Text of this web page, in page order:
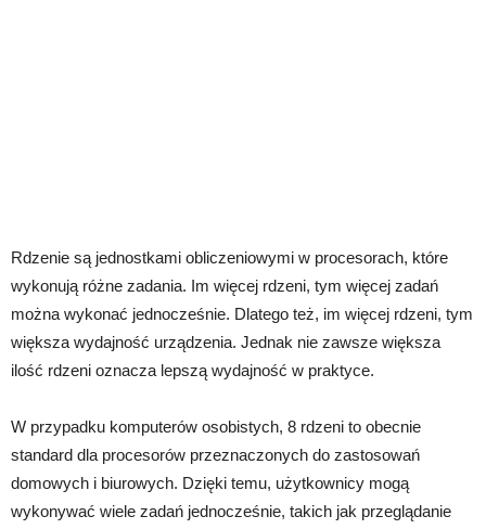
Rdzenie są jednostkami obliczeniowymi w procesorach, które
wykonują różne zadania. Im więcej rdzeni, tym więcej zadań
można wykonać jednocześnie. Dlatego też, im więcej rdzeni, tym
większa wydajność urządzenia. Jednak nie zawsze większa
ilość rdzeni oznacza lepszą wydajność w praktyce.
W przypadku komputerów osobistych, 8 rdzeni to obecnie
standard dla procesorów przeznaczonych do zastosowań
domowych i biurowych. Dzięki temu, użytkownicy mogą
wykonywać wiele zadań jednocześnie, takich jak przeglądanie